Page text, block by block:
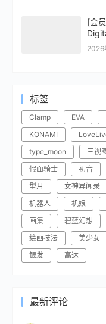
[会
2026
标签
Clamp EVA
KONAMI
type_moon
三视
假面骑士
初音
型月
女神异闻录
机器人
机娘
画集
碧蓝幻想
绘画技法
美少女
银发
高达
最新评论